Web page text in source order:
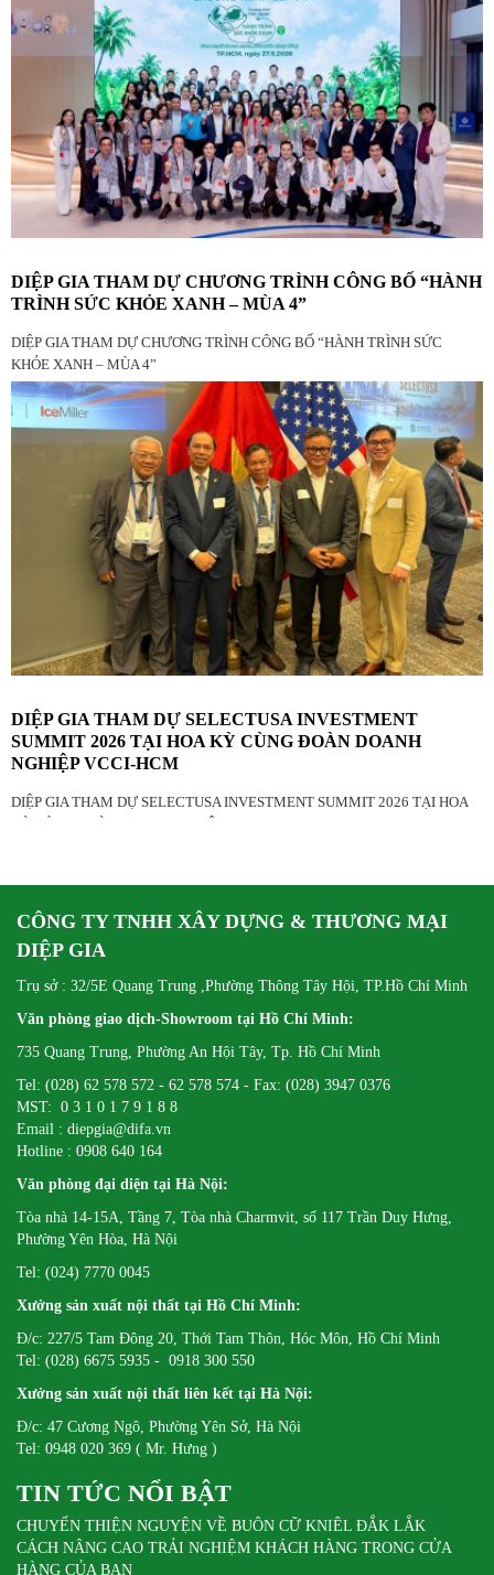
DIỆP GIA THAM DỰ CHƯƠNG TRÌNH CÔNG BỐ “HÀNH
TRÌNH SỨC KHỎE XANH – MÙA 4”
DIỆP GIA THAM DỰ CHƯƠNG TRÌNH CÔNG BỐ “HÀNH TRÌNH SỨC
KHỎE XANH – MÙA 4”
DIỆP GIA THAM DỰ SELECTUSA INVESTMENT
SUMMIT 2026 TẠI HOA KỲ CÙNG ĐOÀN DOANH
NGHIỆP VCCI-HCM
DIỆP GIA THAM DỰ SELECTUSA INVESTMENT SUMMIT 2026 TẠI HOA
CÔNG TY TNHH XÂY DỰNG & THƯƠNG MẠI
DIỆP GIA
Trụ sở : 32/5E Quang Trung ,Phường Thông Tây Hội, TP.Hồ Chí Minh
Văn phòng giao dịch-Showroom tại Hồ Chí Minh:
735 Quang Trung, Phường An Hội Tây, Tp. Hồ Chí Minh
Tel: (028) 62 578 572 - 62 578 574 - Fax: (028) 3947 0376
MST: 0 3 1 0 1 7 9 1 8 8
Email : diepgia@difa.vn
Hotline : 0908 640 164
Văn phòng đại diện tại Hà Nội:
Tòa nhà 14-15A, Tầng 7, Tòa nhà Charmvit, số 117 Trần Duy Hưng,
Phường Yên Hòa, Hà Nội
Tel: (024) 7770 0045
Xưởng sản xuất nội thất tại Hồ Chí Minh:
Đ/c: 227/5 Tam Đông 20, Thới Tam Thôn, Hóc Môn, Hồ Chí Minh
Tel: (028) 6675 5935 - 0918 300 550
Xưởng sản xuất nội thất liên kết tại Hà Nội:
Đ/c: 47 Cương Ngô, Phường Yên Sở, Hà Nội
Tel: 0948 020 369 ( Mr. Hưng )
TIN TỨC NỔI BẬT
CHUYẾN THIỆN NGUYỆN VỀ BUÔN CỮ KNIÊL ĐẮK LẮK
CÁCH NÂNG CAO TRẢI NGHIỆM KHÁCH HÀNG TRONG CỬA
HÀNG CỦA BẠN